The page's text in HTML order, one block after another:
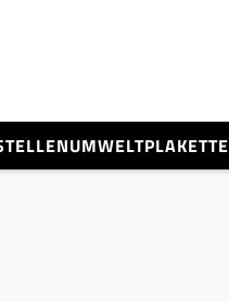
UMWELTPLAKETTE